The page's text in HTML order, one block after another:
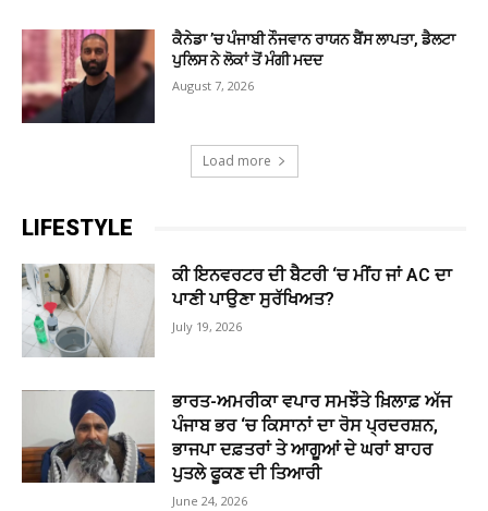
ਕੈਨੇਡਾ ’ਚ ਪੰਜਾਬੀ ਨੌਜਵਾਨ ਰਾਯਨ ਬੈਂਸ ਲਾਪਤਾ, ਡੈਲਟਾ
ਪੁਲਿਸ ਨੇ ਲੋਕਾਂ ਤੋਂ ਮੰਗੀ ਮਦਦ
August 7, 2026
Load more
LIFESTYLE
ਕੀ ਇਨਵਰਟਰ ਦੀ ਬੈਟਰੀ ‘ਚ ਮੀਂਹ ਜਾਂ AC ਦਾ
ਪਾਣੀ ਪਾਉਣਾ ਸੁਰੱਖਿਅਤ?
July 19, 2026
ਭਾਰਤ-ਅਮਰੀਕਾ ਵਪਾਰ ਸਮਝੌਤੇ ਖ਼ਿਲਾਫ਼ ਅੱਜ
ਪੰਜਾਬ ਭਰ ‘ਚ ਕਿਸਾਨਾਂ ਦਾ ਰੋਸ ਪ੍ਰਦਰਸ਼ਨ,
ਭਾਜਪਾ ਦਫ਼ਤਰਾਂ ਤੇ ਆਗੂਆਂ ਦੇ ਘਰਾਂ ਬਾਹਰ
ਪੁਤਲੇ ਫੂਕਣ ਦੀ ਤਿਆਰੀ
June 24, 2026